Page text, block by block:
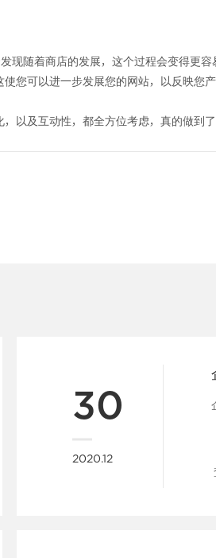
随着商店的发展，这个过程会变得更
您可以进一步发展您的网站，以反映您
以及互动性，都全方位考虑，真的做到了
30
2020.12